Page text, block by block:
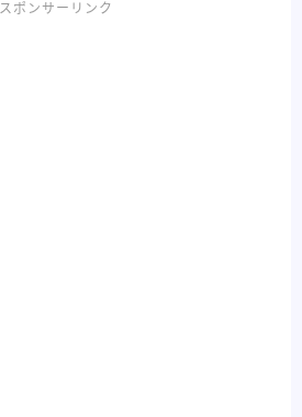
スポンサーリンク